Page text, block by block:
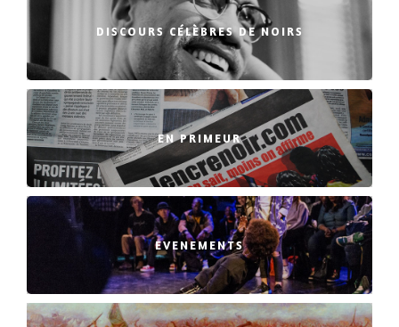
DISCOURS CÉLÈBRES DE NOIRS
EN PRIMEUR
EVENEMENTS